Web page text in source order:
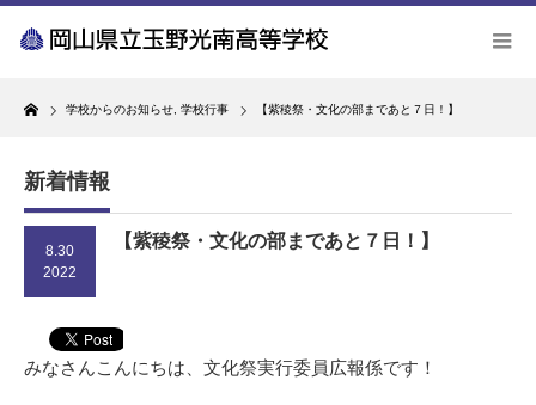
Home
学校からのお知らせ 学校行事 【紫稜祭・文化の部まであと７日！】
新着情報
8.30
2022
【紫稜祭・文化の部まであと７日！】
みなさんこんにちは、文化祭実行委員広報係です！